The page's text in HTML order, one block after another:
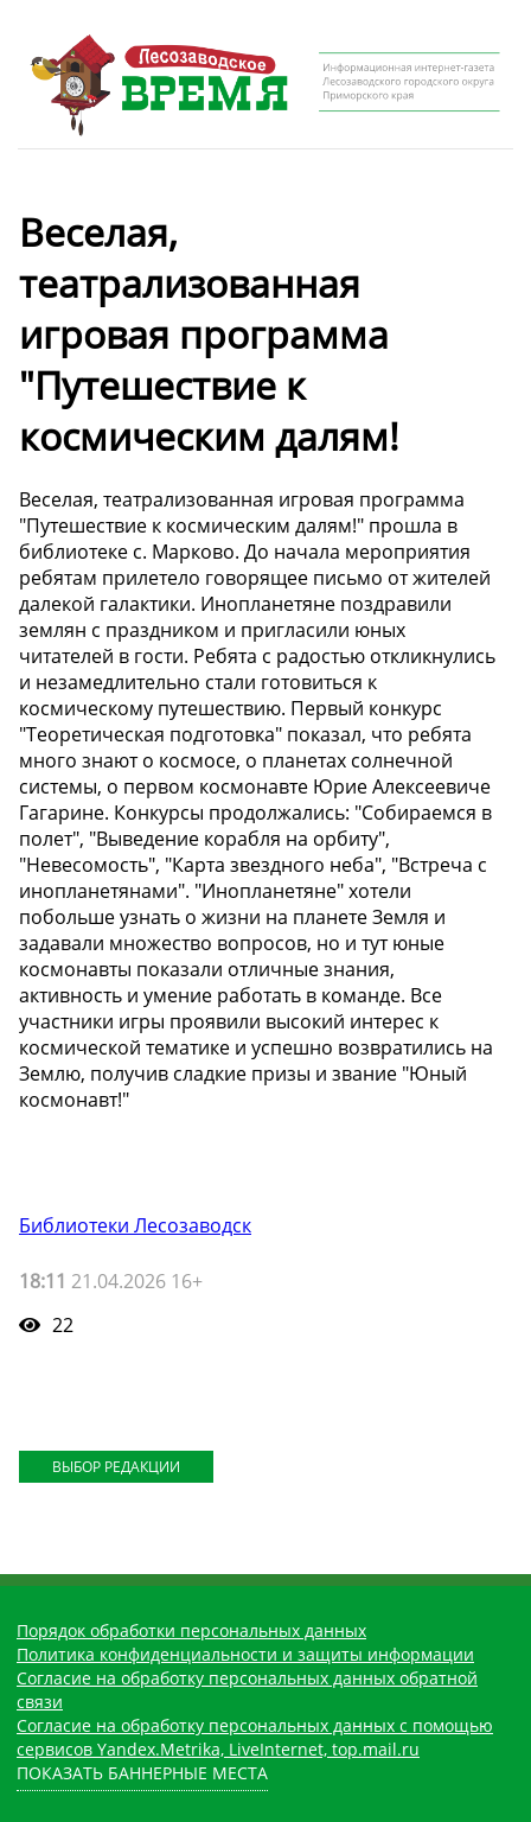
Веселая,
театрализованная
игровая программа
"Путешествие к
космическим далям!
Веселая, театрализованная игровая программа
"Путешествие к космическим далям!" прошла в
библиотеке с. Марково. До начала мероприятия
ребятам прилетело говорящее письмо от жителей
далекой галактики. Инопланетяне поздравили
землян с праздником и пригласили юных
читателей в гости. Ребята с радостью откликнулись
и незамедлительно стали готовиться к
космическому путешествию. Первый конкурс
"Теоретическая подготовка" показал, что ребята
много знают о космосе, о планетах солнечной
системы, о первом космонавте Юрие Алексеевиче
Гагарине. Конкурсы продолжались: "Собираемся в
полет", "Выведение корабля на орбиту",
"Невесомость", "Карта звездного неба", "Встреча с
инопланетянами". "Инопланетяне" хотели
побольше узнать о жизни на планете Земля и
задавали множество вопросов, но и тут юные
космонавты показали отличные знания,
активность и умение работать в команде. Все
участники игры проявили высокий интерес к
космической тематике и успешно возвратились на
Землю, получив сладкие призы и звание "Юный
космонавт!"
Библиотеки Лесозаводск
18:11 21.04.2026 16+
22
ВЫБОР РЕДАКЦИИ
Порядок обработки персональных данных
Политика конфиденциальности и защиты информации
Согласие на обработку персональных данных обратной
связи
Согласие на обработку персональных данных с помощью
сервисов Yandex.Metrika, LiveInternet, top.mail.ru
ПОКАЗАТЬ БАННЕРНЫЕ МЕСТА